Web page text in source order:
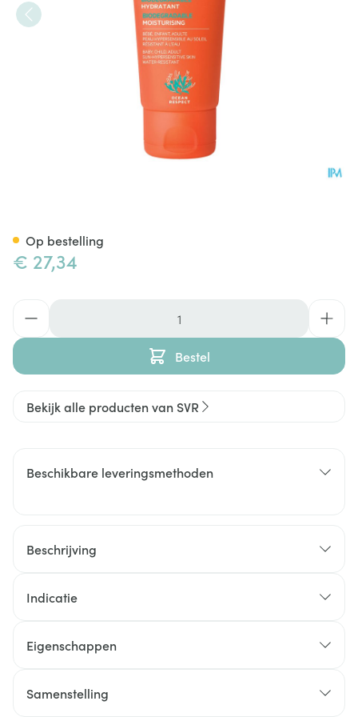
€ 27,34
Bestel
Op bestelling
Bekijk alle producten van SVR
Beschikbare leveringsmethoden
Beschrijving
Indicatie
Eigenschappen
Samenstelling